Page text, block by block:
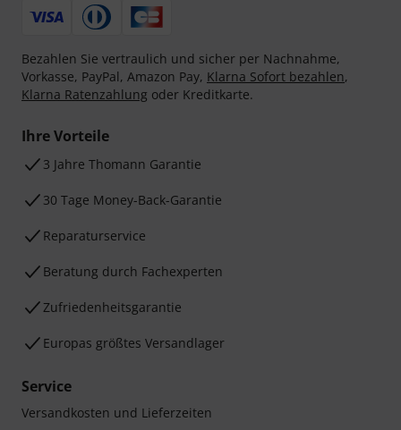
Bezahlen Sie vertraulich und sicher per Nachnahme,
Vorkasse, PayPal, Amazon Pay, Klarna Sofort bezahlen,
Klarna Ratenzahlung oder Kreditkarte.
Ihre Vorteile
3 Jahre Thomann Garantie
30 Tage Money-Back-Garantie
Reparaturservice
Beratung durch Fachexperten
Zufriedenheitsgarantie
Europas größtes Versandlager
Service
Versandkosten und Lieferzeiten